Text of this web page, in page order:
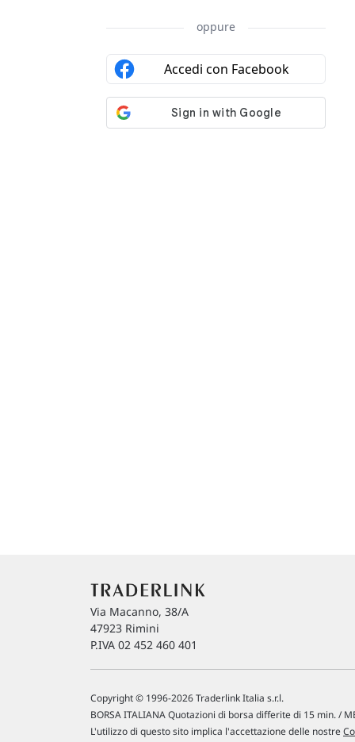
Via Macanno, 38/A
47923 Rimini
P.IVA 02 452 460 401
Copyright © 1996-2026 Traderlink Italia s.r.l.
BORSA ITALIANA Quotazioni di borsa differite di 15 min. /
L'utilizzo di questo sito implica l'accettazione delle nostre